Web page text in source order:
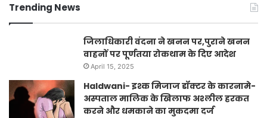
Trending News
जिलाधिकारी वंदना ने खनन पर,पुराने खनन
वाहनों पर पूर्णतया रोकथाम के दिए आदेश
April 15, 2025
Haldwani- इश्क मिजाज डॉक्टर के कारनामे-
अस्पताल मालिक के खिलाफ अश्लील हरकत
करने और धमकाने का मुकदमा दर्ज